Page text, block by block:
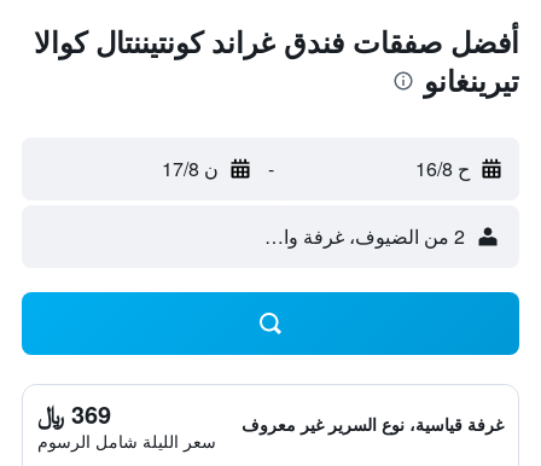
أفضل صفقات فندق غراند كونتيننتال كوالا
تيرينغانو
ح 16/8 - ن 17/8
2 من الضيوف، غرفة واحدة
غرفة قياسية، نوع السرير غير معروف 369 ﷼
سعر الليلة شامل الرسوم